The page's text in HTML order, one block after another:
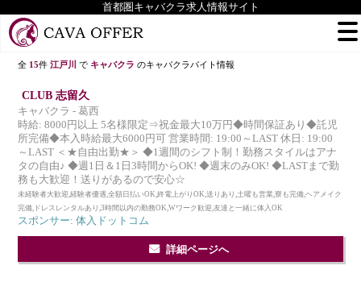
首都圏キャバクラ求人情報サイト
全 15件江戸川で キャバクラのキャバクラバイト情報
CLUB 志留久
キャバクラ - 葛西
時給: 8000円以上 5名様限定⇒祝金最大10万円◆時間保証あり◆託児
所完備◆本入時給最大6000円可 営業時間: 19:00～LAST 休日: 19:00
～LAST ＜★自由出勤★＞ ◆1週間のシフト制！勤務スタイルはアナ
タの自由♪ ◆週1日＆1日3時間からOK! ◆週末のみOK! ◆LASTまで勤
務も大歓迎！送りがあるので安心☆
未経験者大歓迎,経験者優遇,全額日払いOK,終電上がりOK,送りあり,土曜も営業,寮も完備,ヘアメイク
完備,ドレスレンタルあり,3時間以内の勤務OK,Wワーク歓迎,友達と一緒に体入OK
スポンサー: 体入ドットコム
詳細ページへ